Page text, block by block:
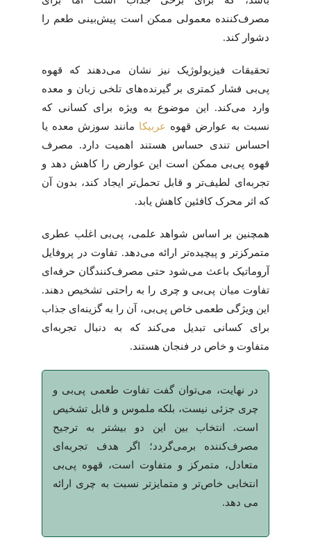
مصرف‌کننده معمولی ممکن است پیش‌بینی طعم را
دشوار کند.
تحقیقات فیزیولوژیک نیز نشان می‌دهند که قهوه
پی‌بی فشار کمتری بر گیرنده‌های تلخی زبان و معده
وارد می‌کند. این موضوع به ویژه برای کسانی که
نسبت به عوارض قهوه عربیکا مانند سوزش معده یا
احساس تندی حساس هستند اهمیت دارد. مصرف
قهوه پی‌بی ممکن است این عوارض را کاهش دهد و
تجربه‌ای لطیف‌تر و قابل تحمل‌تر ایجاد کند، بدون آن
که اثر محرک کافئین کاهش یابد.
همچنین بر اساس شواهد علمی، پی‌بی اغلب عطری
متمرکزتر و پیچیده‌تر ارائه می‌دهد. تفاوت در پروفایل
آروماتیک باعث می‌شود حتی مصرف‌کنندگان حرفه‌ای
تفاوت میان پی‌بی و چری را به راحتی تشخیص دهند.
این ویژگی طعمی خاص پی‌بی، آن را به گزینه‌ای جذاب
برای کسانی تبدیل می‌کند که به دنبال تجربه‌ای
متفاوت و خاص در فنجان هستند.
در نهایت، می‌توان گفت تفاوت طعمی پی‌بی و
چری جزئی نیست، بلکه ملموس و قابل تشخیص
است. انتخاب بین این دو بیشتر به ترجیح
مصرف‌کننده برمی‌گردد؛ اگر هدف تجربه‌ای
متعادل، متمرکز و متفاوت است، قهوه پی‌بی
انتخابی خاص‌تر و متمایزتر نسبت به چری ارائه
می دهد.